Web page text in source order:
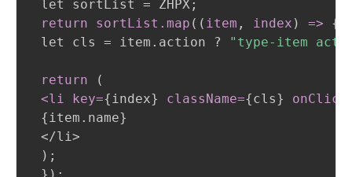
let sortList = ZHPX;
return sortList .map ( ( item , index ) =>
{
let cls = item.action ?
"type-item
return
(
<li key={index} className={cls}
{item.name}
</li>
) ;